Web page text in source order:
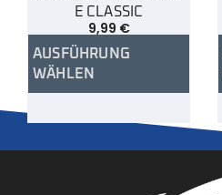
E CLASSIC
9,99 €
AUSFÜHRUNG
WÄHLEN